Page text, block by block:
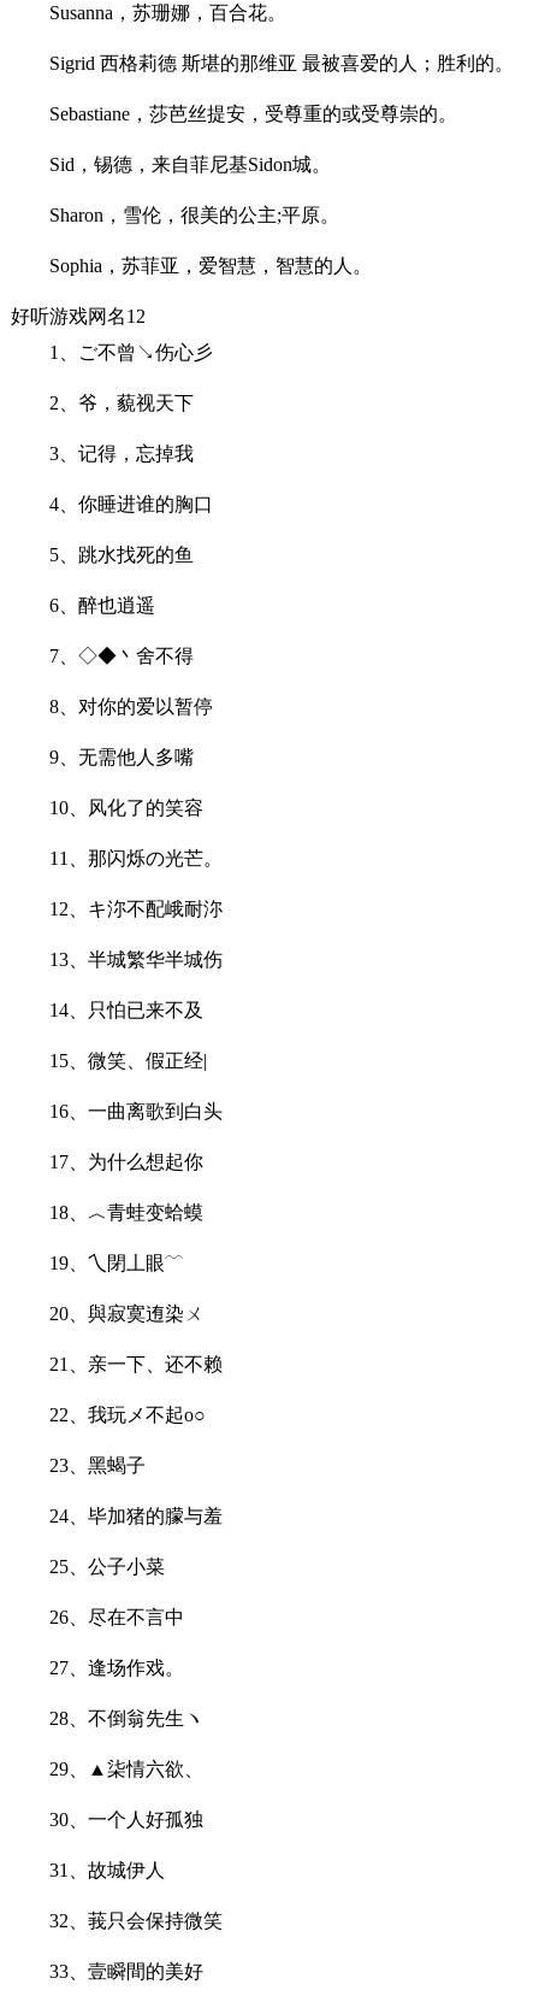
Susanna，苏珊娜，百合花。
Sigrid 西格莉德 斯堪的那维亚 最被喜爱的人；胜利的。
Sebastiane，莎芭丝提安，受尊重的或受尊崇的。
Sid，锡德，来自菲尼基Sidon城。
Sharon，雪伦，很美的公主;平原。
Sophia，苏菲亚，爱智慧，智慧的人。
好听游戏网名12
1、ご不曾↘伤心彡
2、爷，藐视天下
3、记得，忘掉我
4、你睡进谁的胸口
5、跳水找死的鱼
6、醉也逍遥
7、◇◆丶舍不得
8、对你的爱以暂停
9、无需他人多嘴
10、风化了的笑容
11、那闪烁の光芒。
12、キ沵不配峨耐沵
13、半城繁华半城伤
14、只怕已来不及
15、微笑、假正经|
16、一曲离歌到白头
17、为什么想起你
18、︿青蛙变蛤蟆
19、乀閉丄眼﹋
20、與寂寞迶染ㄨ
21、亲一下、还不赖
22、我玩メ不起o○
23、黑蝎子
24、毕加猪的朦与羞
25、公子小菜
26、尽在不言中ゝ
27、逢场作戏。
28、不倒翁先生ヽ
29、▲柒情六欲、
30、一个人好孤独
31、故城伊人
32、莪只会保持微笑
33、壹瞬間的美好